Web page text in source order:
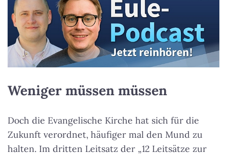
Weniger müssen müssen
Doch die Evangelische Kirche hat sich für die
Zukunft verordnet, häufiger mal den Mund zu
halten. Im dritten Leitsatz der „12 Leitsätze zur